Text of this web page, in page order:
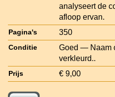
analyseert de
afloop ervan.
Pagina's 350
Conditie
Goed — Naam
verkleurd..
Prijs € 9,00